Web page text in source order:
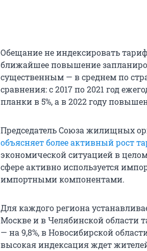
Обещание не индексировать
ближайшее повышение
существенным — в среднем по
сравнения: с 2017 по 2021 год
планки в 5%, а в 2022 году
Председатель Союза жилищных
объясняет более активный рост
экономической ситуацией в
сфере активно используется
импортными компонентами.
Для каждого региона
Москве и в Челябинской области
— на 9,8%, в Новосибирской
высокая индексация ждет